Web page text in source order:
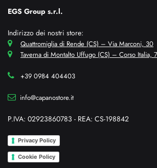
EGS Group s.r.l.
Indirizzo dei nostri store:
Quattromiglia di Rende (CS) – Via Marconi, 30
Taverna di Montalto Uffugo (CS) – Corso Italia,
+39 0984 404403
info@capanostore.it
P.IVA: 02923860783 - REA: CS-198842
Privacy Policy
Cookie Policy